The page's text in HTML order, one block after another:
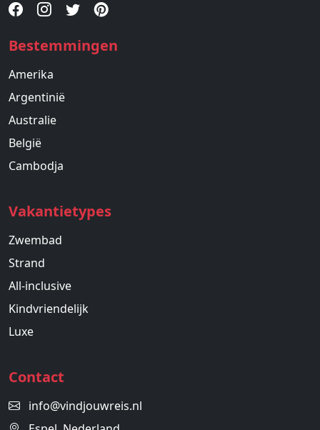
Bestemmingen
Amerika
Argentinië
Australie
België
Cambodja
Vakantietypes
Zwembad
Strand
All-inclusive
Kindvriendelijk
Luxe
Contact
info@vindjouwreis.nl